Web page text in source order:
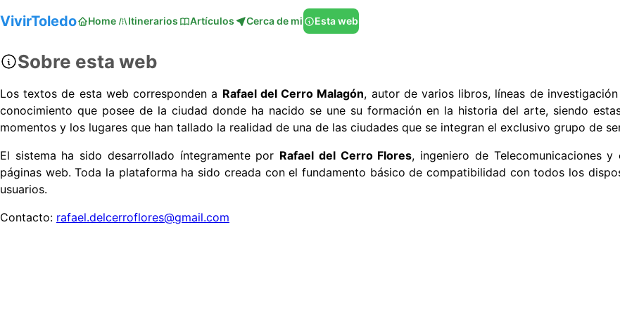
VivirToledo Home Itinerarios Artículos Cerca de mi Esta web
Sobre esta web
Los textos de esta web corresponden a Rafael del Cerro Malagón, autor de varios libros, líneas de
conocimiento que posee de la ciudad donde ha nacido se une su formación en la historia del arte, siendo
momentos y los lugares que han tallado la realidad de una de las ciudades que se integran el exclusivo grupo de
El sistema ha sido desarrollado íntegramente por Rafael del Cerro Flores, ingeniero de Telecomunicaciones
páginas web. Toda la plataforma ha sido creada con el fundamento básico de compatibilidad con todos los
usuarios.
Contacto: rafael.delcerroflores@gmail.com